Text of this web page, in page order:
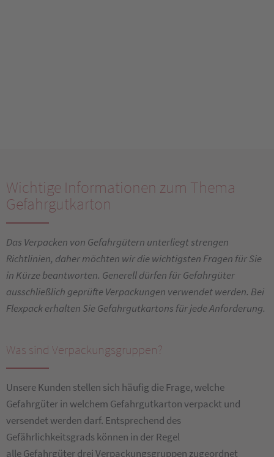
Wichtige Informationen zum Thema
Gefahrgutkarton
Das Verpacken von Gefahrgütern unterliegt strengen
Richtlinien, daher möchten wir die wichtigsten Fragen für Sie
in Kürze beantworten. Generell dürfen für Gefahrgüter
ausschließlich geprüfte Verpackungen verwendet werden. Bei
Flexpack erhalten Sie Gefahrgutkartons für jede Anforderung.
Was sind Verpackungsgruppen?
Unsere Kunden stellen sich häufig die Frage, welche
Gefahrgüter in welchem Gefahrgutkarton verpackt und
versendet werden darf. Entsprechend des
Gefährlichkeitsgrads können in der Regel
alle Gefahrgüter drei Verpackungsgruppen zugeordnet